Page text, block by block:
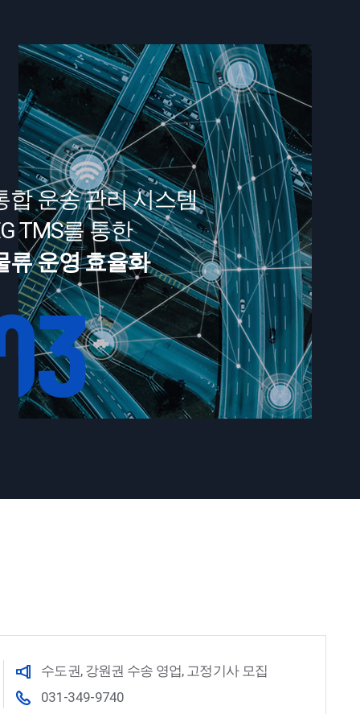
합 운송 관리 시스템
TMS를 통한
류 운영 효율화
수도권, 강원권 수송 영업, 고정기사 모집
031-349-9740